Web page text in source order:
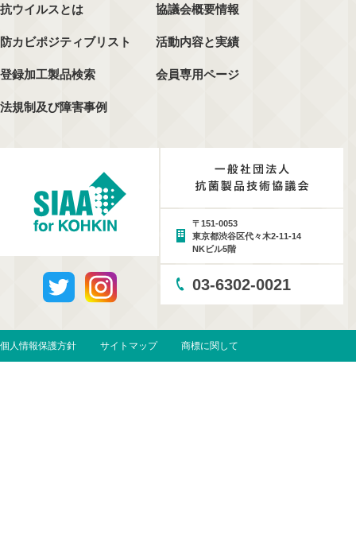
抗ウイルスとは
防カビポジティブリスト
登録加工製品検索
法規制及び障害事例
協議会概要情報
活動内容と実績
会員専用ページ
〒151-0053
東京都渋谷区代々木2-11-14
NKビル5階
03-6302-0021
個人情報保護方針 サイトマップ 商標に関して